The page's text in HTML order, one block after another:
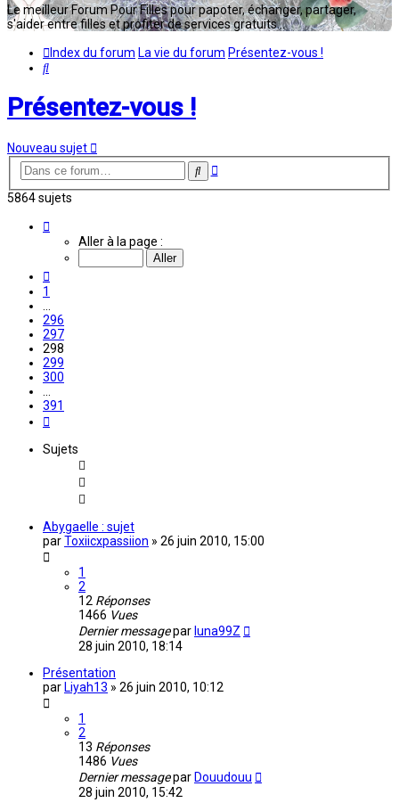
Le meilleur Forum Pour Filles pour papoter, échanger, partager,
s'aider entre filles et profiter de services gratuits...
Index du forum La vie du forum Présentez-vous !
Rechercher
Présentez-vous !
Nouveau sujet
Rechercher
Recherche
5864 sujets
298
Aller à la page :
1
296
297
298
299
300
391
Sujets
Abygaelle : sujet
parToxiicxpassiion » 26 juin 2010, 15:00
1
2
12 Réponses
1466 Vues
Dernier messagepar luna99Z
28 juin 2010, 18:14
Présentation
par Liyah13 » 26 juin 2010, 10:12
1
2
13 Réponses
1486 Vues
Dernier messagepar Douudouu
28 juin 2010, 15:42